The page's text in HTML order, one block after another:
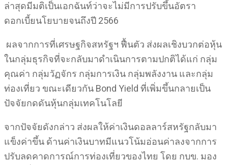
ล่าสุดมีมติเป็นเอกฉันท์ว่าจะไม่มีการปรับขึ้นอัตรา
ดอกเบี้ยนโยบายจนถึงปี 2566
ผลจากการที่เศรษฐกิจสหรัฐฯ ฟื้นตัว ส่งผลเชิงบวกต่อหุ้น
ในกลุ่มธุรกิจที่จะกลับมาดำเนินการตามปกติได้แก่ กลุ่ม
คุณค่า กลุ่มวัฏจักร กลุ่มการเงิน กลุ่มพลังงาน และกลุ่ม
ท่องเที่ยว ขณะเดียวกัน Bond Yield ที่เพิ่มขึ้นกลายเป็น
ปัจจัยกดดันหุ้นกลุ่มเทคโนโลยี
จากปัจจัยดังกล่าว ส่งผลให้ค่าเงินดอลลาร์สหรัฐกลับมา
แข็งค่าขึ้น ด้านค่าเงินบาทมีแนวโน้มอ่อนค่าลงจากการ
ปรับลดคาดการณ์การท่องเที่ยวของไทย โดย กบข. มอง